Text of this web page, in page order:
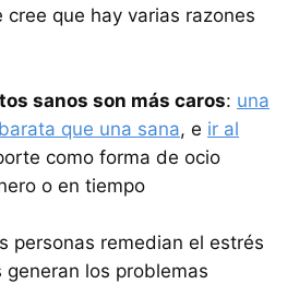
que hay varias razones
sanos son más caros: una
que una sana, e ir al
como forma de ocio
o en tiempo
personas remedian el estrés
los problemas